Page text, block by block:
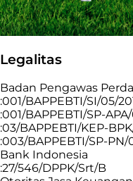
Legalitas
Badan Pengawas
:001/BAPPEBTI/SI/05/
:001/BAPPEBTI/SP-
:03/BAPPEBTI/KEP-
:003/BAPPEBTI/SP-PN/
Bank Indonesia
:27/546/DPPK/Srt/B